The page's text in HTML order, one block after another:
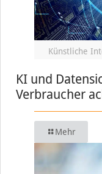
Künstliche
KI und
Verbraucher
Mehr